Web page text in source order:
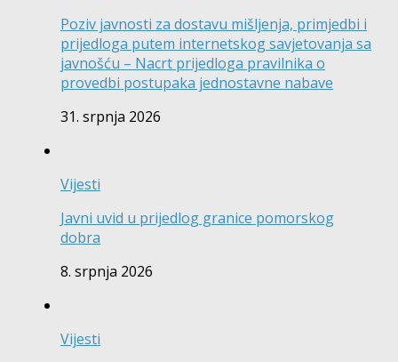
Poziv javnosti za dostavu mišljenja, primjedbi i
prijedloga putem internetskog savjetovanja sa
javnošću – Nacrt prijedloga pravilnika o
provedbi postupaka jednostavne nabave
31. srpnja 2026
Vijesti
Javni uvid u prijedlog granice pomorskog
dobra
8. srpnja 2026
Vijesti